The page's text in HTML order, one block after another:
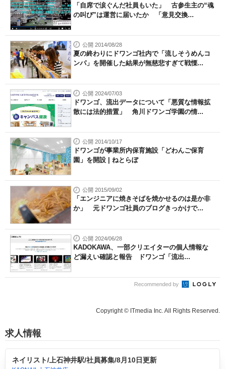
「自席で涙ぐんだ社員もいた」 古参生主の“魂
の叫び”は運営に届いたか 「意見交換...
公開 2014/08/28
夏の終わりにドワンゴ社内で「流しそうめんコ
ンパ」を開催した結果が無慈悲すぎて戦慄...
公開 2024/07/03
ドワンゴ、流出データについて「悪質な情報拡
散には法的措置」 角川ドワンゴ学園の情...
公開 2014/10/17
ドワンゴが事業所内保育施設「どわんご保育
園」を開設 | ねとらぼ
公開 2015/09/02
「エンジニアに焼きそばを焼かせるのは是か非
か」 元ドワンゴ社員のブログきっかけで...
公開 2024/06/28
KADOKAWA、一部クリエイターの個人情報な
ど漏えい確認と報告 ドワンゴ「流出...
Recommended by
Copyright © ITmedia Inc. All Rights Reserved.
求人情報
ネイリスト/上石神井駅/社員募集/8月10日更新